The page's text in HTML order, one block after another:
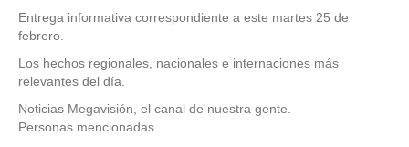
Entrega informativa correspondiente a este martes 25 de
febrero.
Los hechos regionales, nacionales e internaciones más
relevantes del día.
Noticias Megavisión, el canal de nuestra gente.
Personas mencionadas